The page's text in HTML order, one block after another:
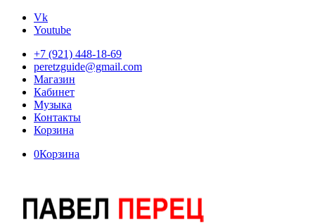
Vk
Youtube
+7 (921) 448-18-69
peretzguide@gmail.com
Магазин
Кабинет
Музыка
Контакты
Корзина
0Корзина